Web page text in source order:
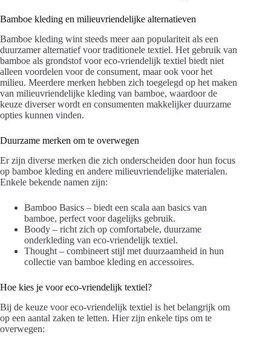
Bamboe kleding en milieuvriendelijke alternatieven
Bamboe kleding wint steeds meer aan populariteit als een
duurzamer alternatief voor traditionele textiel. Het gebruik van
bamboe als grondstof voor eco-vriendelijk textiel biedt niet
alleen voordelen voor de consument, maar ook voor het
milieu. Meerdere merken hebben zich toegelegd op het maken
van milieuvriendelijke kleding van bamboe, waardoor de
keuze diverser wordt en consumenten makkelijker duurzame
opties kunnen vinden.
Duurzame merken om te overwegen
Er zijn diverse merken die zich onderscheiden door hun focus
op bamboe kleding en andere milieuvriendelijke materialen.
Enkele bekende namen zijn:
Bamboo Basics – biedt een scala aan basics van
bamboe, perfect voor dagelijks gebruik.
Boody – richt zich op comfortabele, duurzame
onderkleding van eco-vriendelijk textiel.
Thought – combineert stijl met duurzaamheid in hun
collectie van bamboe kleding en accessoires.
Hoe kies je voor eco-vriendelijk textiel?
Bij de keuze voor eco-vriendelijk textiel is het belangrijk om
op een aantal zaken te letten. Hier zijn enkele tips om te
overwegen: